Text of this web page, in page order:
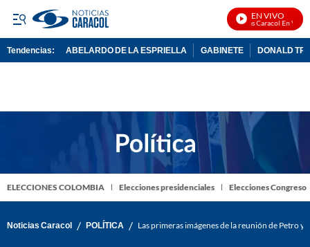
EN VIVO
Noticias Caracol En Vivo
Tendencias: ABELARDO DE LA ESPRIELLA GABINETE DONALD
ELECCIONES COLOMBIA Elecciones presidenciales Elecciones Congreso
Noticias Caracol / POLÍTICA / Las primeras imágenes de la reunión de Petro y